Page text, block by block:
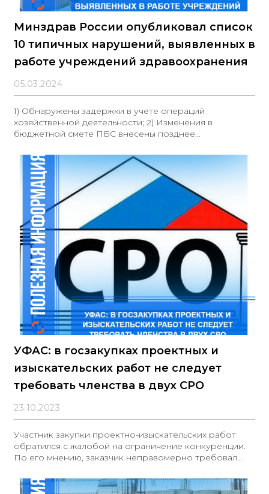
Минздрав России опубликовал список
10 типичных нарушений, выявленных в
работе учреждений здравоохранения
05.03.2024
1) Обнаружены задержки в учете операций
хозяйственной деятельности; 2) Изменения в
бюджетной смете ПБС внесены позднее
предусмотренные Рабочим планом счетов; 4) На
счете 101 08 «Прочие основные средства» отсутствует
учет движимого имущества, соответствующего
критериям основных средств; 5) На забалансовом
счете 10 «Обеспечение исполнения обязательств» не
отражены банковские гарантии, что исказило
финансовую отчетность; 6) Отсутствуют инвентарные
номера на объектах
УФАС: в госзакупках проектных и
изыскательских работ не следует
требовать членства в двух СРО
23.10.2023
Участник закупки проектно-изыскательских работ
обратился с жалобой на ограничение конкуренции.
По его мнению, заказчик неправомерно требовал
организациях (СРО): в области инженерных изысканий
и архитектурно-строительного